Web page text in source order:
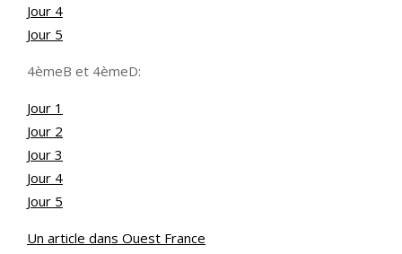
Jour 4
Jour 5
4èmeB et 4èmeD:
Jour 1
Jour 2
Jour 3
Jour 4
Jour 5
Un article dans Ouest France